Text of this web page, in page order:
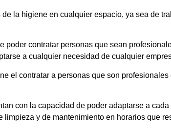
de la higiene en cualquier espacio, ya sea de
contratar personas que sean
a cualquier necesidad de cualquier
el contratar a personas que son
con la capacidad de poder adaptarse a
y de mantenimiento en horarios que